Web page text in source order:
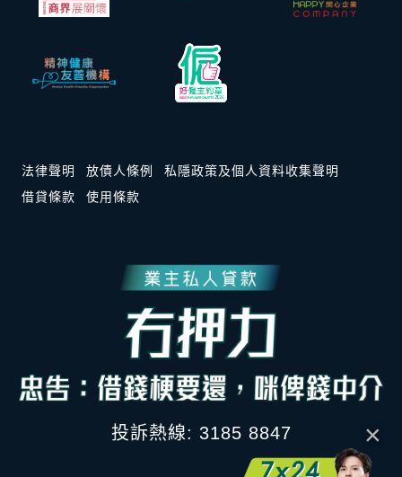
×
法律聲明 放債人條例
私隱政策及個人資料收集聲明
借貸條款
使用條款
投訴熱線: 3185 8847